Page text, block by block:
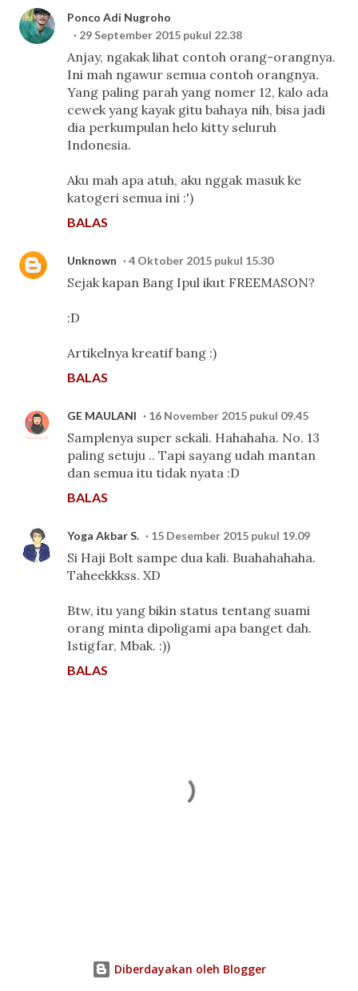
Ponco Adi Nugroho
29 September 2015 pukul 22.38
Anjay, ngakak lihat contoh orang-orangnya.
Ini mah ngawur semua contoh orangnya.
Yang paling parah yang nomer 12, kalo ada
cewek yang kayak gitu bahaya nih, bisa jadi
dia perkumpulan helo kitty seluruh
Indonesia.
Aku mah apa atuh, aku nggak masuk ke
katogeri semua ini :')
BALAS
Unknown 4 Oktober 2015 pukul 15.30
Sejak kapan Bang Ipul ikut FREEMASON?
:D
Artikelnya kreatif bang :)
BALAS
GE MAULANI 16 November 2015 pukul 09.45
Samplenya super sekali. Hahahaha. No. 13
paling setuju .. Tapi sayang udah mantan
dan semua itu tidak nyata :D
BALAS
Yoga Akbar S. 15 Desember 2015 pukul 19.09
Si Haji Bolt sampe dua kali. Buahahahaha.
Taheekkkss. XD
Btw, itu yang bikin status tentang suami
orang minta dipoligami apa banget dah.
Istigfar, Mbak. :))
BALAS
Diberdayakan oleh Blogger